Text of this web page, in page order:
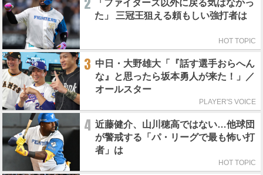
「ファイターズ以外に戻る気はなかっ
た」 三冠王狙える頼もしい強打者は
HOT TOPIC
3 中日・大野雄大「『話す選手おらへん
な』と思ったら坂本勇人が来た！」／
オールスター
PLAYER'S VOICE
4 近藤健介、山川穂高ではない…他球団
が警戒する「パ・リーグで最も怖い打
者」は
HOT TOPIC